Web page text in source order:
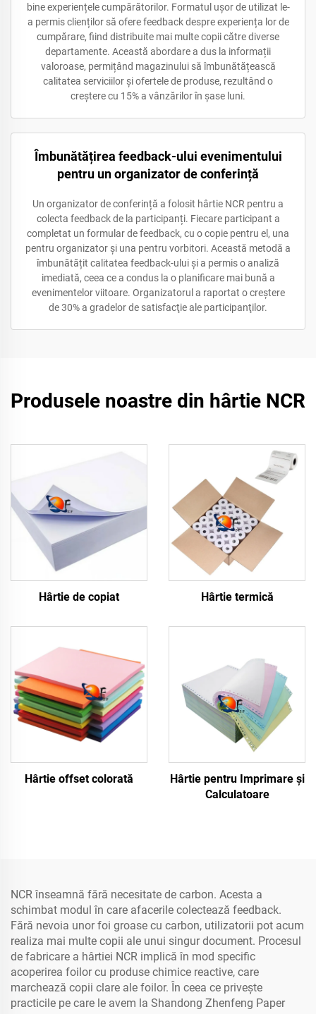
bine experiențele cumpărătorilor. Formatul ușor de utilizat le-
a permis clienților să ofere feedback despre experiența lor de
cumpărare, fiind distribuite mai multe copii către diverse
departamente. Această abordare a dus la informații
valoroase, permițând magazinului să îmbunătățească
calitatea serviciilor și ofertele de produse, rezultând o
creștere cu 15% a vânzărilor în șase luni.
Îmbunătățirea feedback-ului evenimentului
pentru un organizator de conferință
Un organizator de conferință a folosit hârtie NCR pentru a
colecta feedback de la participanți. Fiecare participant a
completat un formular de feedback, cu o copie pentru el, una
pentru organizator şi una pentru vorbitori. Această metodă a
îmbunătățit calitatea feedback-ului și a permis o analiză
imediată, ceea ce a condus la o planificare mai bună a
evenimentelor viitoare. Organizatorul a raportat o creştere
de 30% a gradelor de satisfacţie ale participanţilor.
Produsele noastre din hârtie NCR
Hârtie de copiat Hârtie termică
Hârtie offset colorată
Hârtie pentru Imprimare și
Calculatoare
NCR înseamnă fără necesitate de carbon. Acesta a
schimbat modul în care afacerile colectează feedback.
Fără nevoia unor foi groase cu carbon, utilizatorii pot acum
realiza mai multe copii ale unui singur document. Procesul
de fabricare a hârtiei NCR implică în mod specific
acoperirea foilor cu produse chimice reactive, care
marchează copii clare ale foilor. În ceea ce privește
practicile pe care le avem la Shandong Zhenfeng Paper